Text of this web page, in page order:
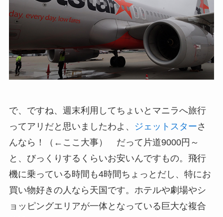
で、ですね、週末利用してちょいとマニラへ旅行
ってアリだと思いましたわよ、
ジェットスターさ
んなら！（←ここ大事） だって片道9000円～
と、びっくりするくらいお安いんですもの。飛行
機に乗っている時間も4時間ちょっとだし、特にお
買い物好きの人なら天国です。ホテルや劇場やシ
ョッピングエリアが一体となっている巨大な複合